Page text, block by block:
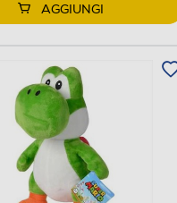
AGGIUNGI